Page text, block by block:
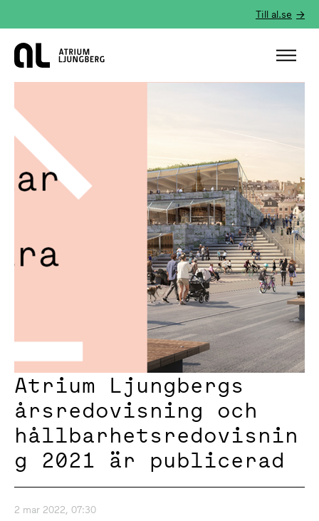
Till al.se
Hem
Atrium Ljungbergs
årsredovisning och
hållbarhetsredovisnin
g 2021 är publicerad
2 mar 2022, 07:30